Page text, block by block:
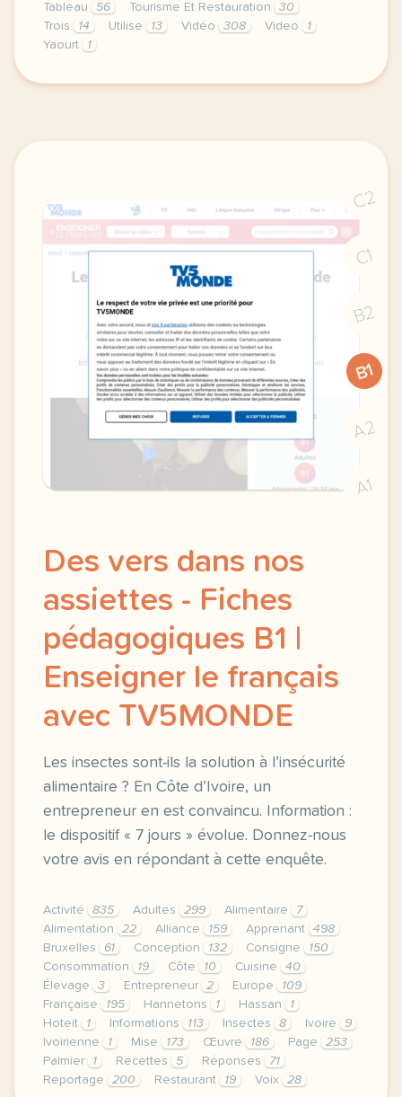
Tableau
56 Tourisme Et Restauration
30
Trois
14 Utilise 13 Vidéo 308 Video
1
Yaourt
1
theme tourisme et restauration duree 120
C2
C1
B2
B1
A2
A1
Des vers dans nos
assiettes - Fiches
pédagogiques B1 |
Enseigner le français
avec TV5MONDE
Les insectes sont-ils la solution à l’insécurité
alimentaire ? En Côte d’Ivoire, un
entrepreneur en est convaincu. Information :
le dispositif « 7 jours » évolue. Donnez-nous
votre avis en répondant à cette enquête.
Activité 835 Adultes 299 Alimentaire
7
Alimentation
22 Alliance 159 Apprenant
498
Bruxelles
61 Conception 132 Consigne
150
Consommation
19 Côte 10 Cuisine
40
Élevage
3 Entrepreneur 2 Europe
109
Française
195 Hannetons 1 Hassan
1
Hoteit
1 Informations 113 Insectes 8 Ivoire
9
Ivoirienne
1 Mise 173 Œuvre 186 Page
253
Palmier
1 Recettes 5 Réponses
71
Reportage
200 Restaurant 19 Voix 28